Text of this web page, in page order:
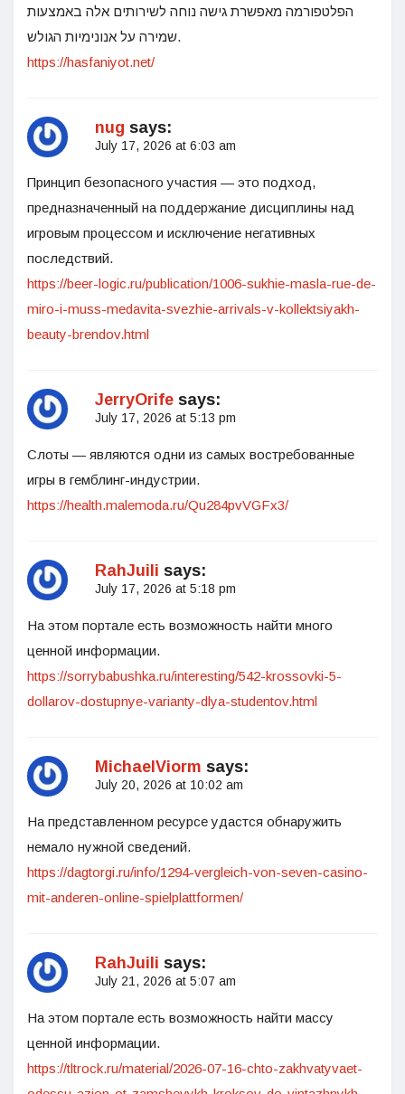
הפלטפורמה מאפשרת גישה נוחה לשירותים אלה באמצעות
שמירה על אנונימיות הגולש.
https://hasfaniyot.net/
nug says:
July 17, 2026 at 6:03 am
Принцип безопасного участия — это подход,
предназначенный на поддержание дисциплины над
игровым процессом и исключение негативных
последствий.
https://beer-logic.ru/publication/1006-sukhie-masla-rue-de-
miro-i-muss-medavita-svezhie-arrivals-v-kollektsiyakh-
beauty-brendov.html
JerryOrife says:
July 17, 2026 at 5:13 pm
Слоты — являются одни из самых востребованные
игры в гемблинг-индустрии.
https://health.malemoda.ru/Qu284pvVGFx3/
RahJuili says:
July 17, 2026 at 5:18 pm
На этом портале есть возможность найти много
ценной информации.
https://sorrybabushka.ru/interesting/542-krossovki-5-
dollarov-dostupnye-varianty-dlya-studentov.html
MichaelViorm says:
July 20, 2026 at 10:02 am
На представленном ресурсе удастся обнаружить
немало нужной сведений.
https://dagtorgi.ru/info/1294-vergleich-von-seven-casino-
mit-anderen-online-spielplattformen/
RahJuili says:
July 21, 2026 at 5:07 am
На этом портале есть возможность найти массу
ценной информации.
https://tltrock.ru/material/2026-07-16-chto-zakhvatyvaet-